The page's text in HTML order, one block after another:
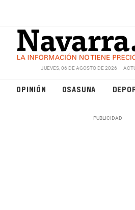
JUEVES, 06 DE AGOSTO DE 2026
OPINIÓN OSASUNA